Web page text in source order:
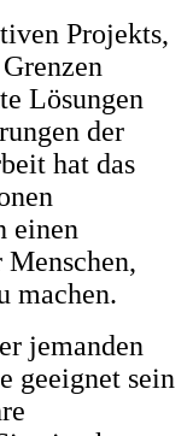
Projekts,
Lösungen
der
hat das
einen
machen.
jemanden
geeignet sein